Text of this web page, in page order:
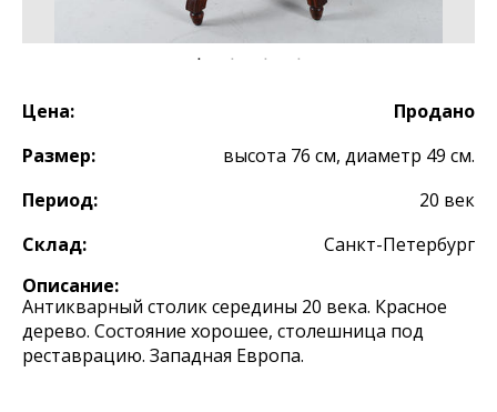
Цена:
Продано
Размер:
высота 76 см, диаметр 49 см.
Период:
20 век
Склад:
Санкт-Петербург
Описание:
Антикварный столик середины 20 века. Красное
дерево. Состояние хорошее, столешница под
реставрацию. Западная Европа.